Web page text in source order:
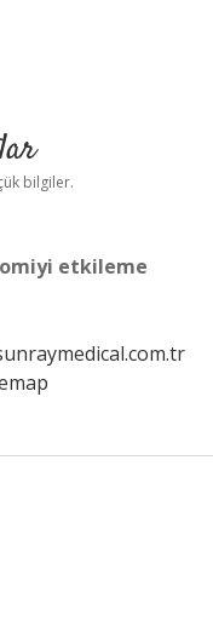
bilgiler.
etkileme